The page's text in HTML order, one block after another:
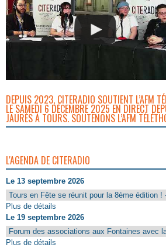
DEPUIS 2023, CITERADIO SOUTIENT L’AFM
LE SAMEDI 6 DÉCEMBRE 2025 EN DIRECT
JAURÈS À TOURS. SOUTENONS L’AFM
L'AGENDA DE CITERADIO
Le 13 septembre 2026
Tours en Fête se réunit pour la 8ème édition !
Plus de détails
Le 19 septembre 2026
Forum des associations aux Fontaines avec
Plus de détails